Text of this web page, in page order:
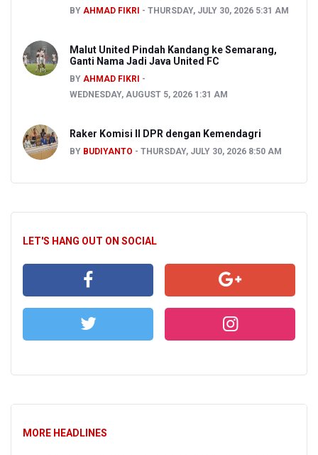
BY AHMAD FIKRI THURSDAY, JULY 30, 2026 5:31 AM
Malut United Pindah Kandang ke Semarang,
Ganti Nama Jadi Java United FC
BY AHMAD FIKRI
WEDNESDAY, AUGUST 5, 2026 1:31 AM
Raker Komisi II DPR dengan Kemendagri
BY BUDIYANTO THURSDAY, JULY 30, 2026 8:50 AM
LET'S HANG OUT ON SOCIAL
MORE HEADLINES